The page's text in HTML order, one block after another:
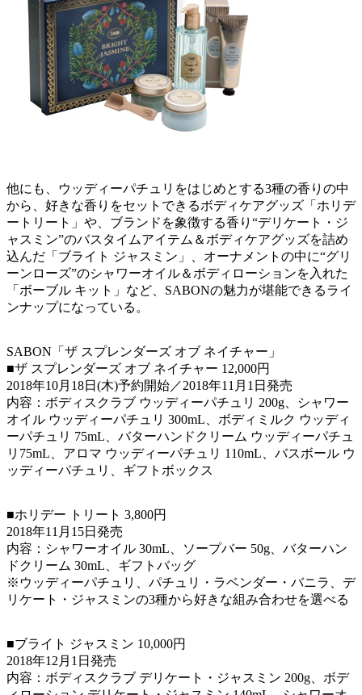
他にも、ウッディーパチュリをはじめとする3種の香りの中
から、好きな香りをセットできるボディケアグッズ「ホリデ
ートリート」や、ブランドを象徴する香り“デリケート・ジ
ャスミン”のバスタイムアイテム＆ボディケアグッズを詰め
込んだ「ブライト ジャスミン」、オーナメントの中に“グリ
ーンローズ”のシャワーオイル＆ボディローションを入れた
「ボーブル キット」など、SABONの魅力が堪能できるライ
ンナップになっている。
SABON「ザ スプレンダーズ オブ ネイチャー」
■ザ スプレンダーズ オブ ネイチャー 12,000円
2018年10月18日(木)予約開始／2018年11月1日発売
内容：ボディスクラブ ウッディーパチュリ 200g、シャワー
オイル ウッディーパチュリ 300mL、ボディミルク ウッディ
ーパチュリ 75mL、バターハンドクリーム ウッディーパチュ
リ75mL、アロマ ウッディーパチュリ 110mL、バスボール ウ
ッディーパチュリ、ギフトボックス
■ホリデー トリート 3,800円
2018年11月15日発売
内容：シャワーオイル 30mL、ソープバー 50g、バターハン
ドクリーム 30mL、ギフトバッグ
※ウッディーパチュリ、パチュリ・ラベンダー・バニラ、デ
リケート・ジャスミンの3種から好きな組み合わせを選べる
■ブライト ジャスミン 10,000円
2018年12月1日発売
内容：ボディスクラブ デリケート・ジャスミン 200g、ボデ